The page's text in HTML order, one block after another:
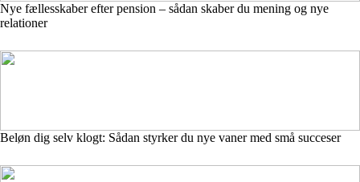
Nye fællesskaber efter pension – sådan skaber du mening og nye
relationer
Beløn dig selv klogt: Sådan styrker du nye vaner med små succeser